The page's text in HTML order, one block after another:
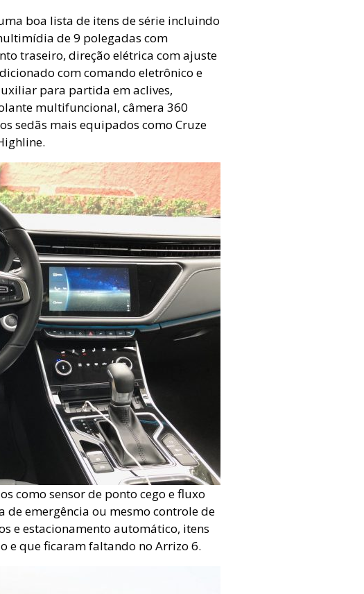
boa lista de itens de série incluindo
de 9 polegadas com
traseiro, direção elétrica com ajuste
com comando eletrônico e
para partida em aclives,
multifuncional, câmera 360
sedãs mais equipados como Cruze
como sensor de ponto cego e fluxo
emergência ou mesmo controle de
e estacionamento automático, itens
e que ficaram faltando no Arrizo 6.